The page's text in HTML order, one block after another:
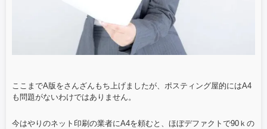
ここまでA版をさんざんもち上げましたが、ポスティング屋的にはA4
も問題がないわけではありません。
今はやりのネット印刷の業者にA4を頼むと、ほぼデファクトで90ｋの